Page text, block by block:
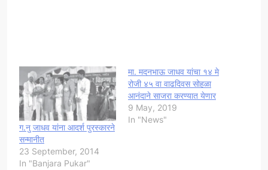
ग.नु जाधव यांना आदर्श पुरस्कारने
सन्मानीत
23 September, 2014
In "Banjara Pukar"
मा. मदनभाऊ जाधव यांचा १४ मे
रोजी ४५ वा वाढदिवस सोहळा
आनंदाने साजरा करण्यात येणार
9 May, 2019
In "News"